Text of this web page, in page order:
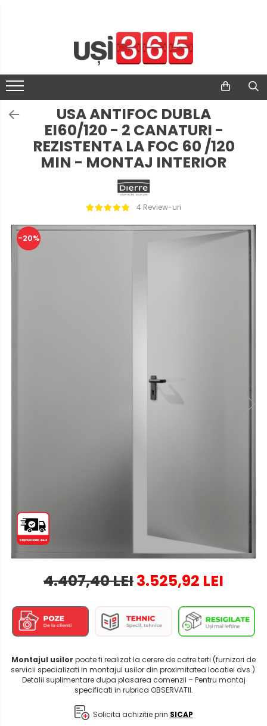
USA ANTIFOC DUBLA
EI60/120 - 2 CANATURI -
REZISTENTA LA FOC 60 /120
MIN - MONTAJ INTERIOR
4 Review-uri
-20%
4.407,40 LEI3.525,92 LEI
Montajul usilor poate fi realizat la cerere de catre terti (furnizori de
servicii specializati in montajul usilor din proximitatea locatiei dvs.).
Detalii suplimentare dupa plasarea comenzii – Pentru montaj
specificati in rubrica OBSERVATII.
Solicita achizitie prin SICAP